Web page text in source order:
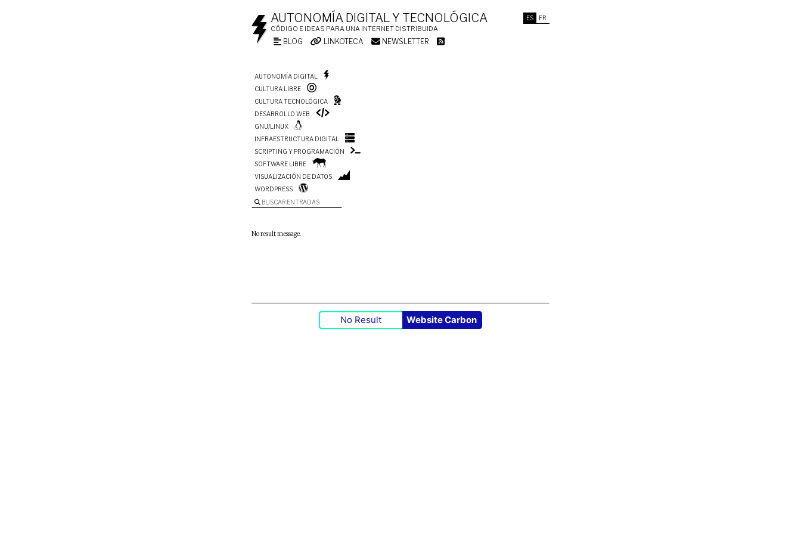
ES FR
AUTONOMÍA DIGITAL Y TECNOLÓGICA
CÓDIGO E IDEAS PARA UNA INTERNET DISTRIBUIDA
BLOG LINKOTECA NEWSLETTER
AUTONOMÍA DIGITAL
CULTURA LIBRE
CULTURA TECNOLÓGICA
DESARROLLO WEB
GNU/LINUX
INFRAESTRUCTURA DIGITAL
SCRIPTING Y PROGRAMACIÓN
SOFTWARE LIBRE
VISUALIZACIÓN DE DATOS
WORDPRESS
BUSCAR ENTRADAS
No result message.
No Result Website Carbon